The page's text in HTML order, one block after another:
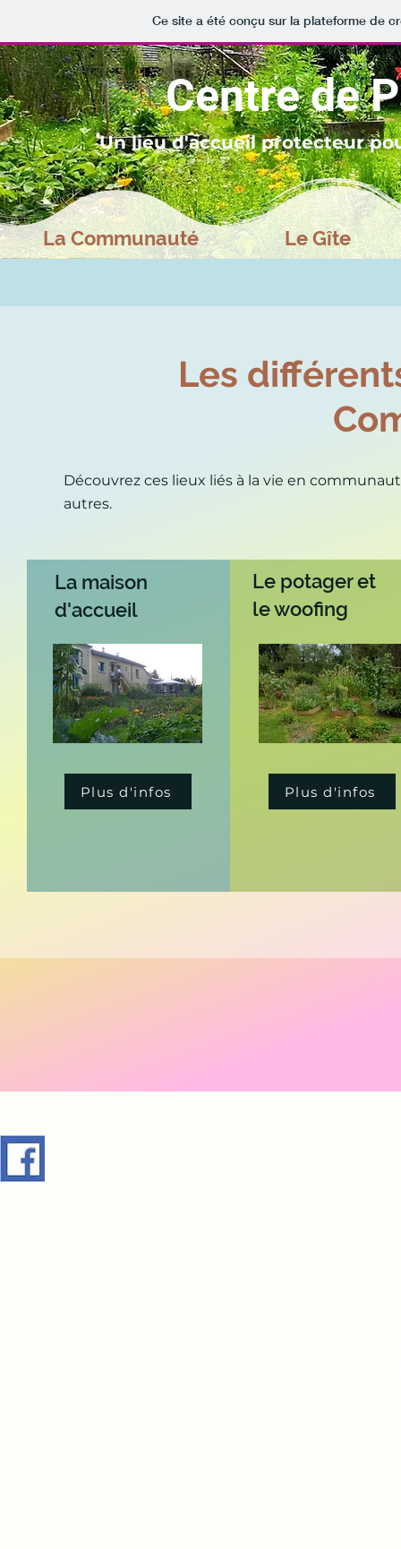
Ce site a été conçu sur la plateforme de
Centre de
Un lieu d'accueil protecteur
La Communauté Le Gîte
Les
Découvrez ces lieux liés à la vie en
autres.
La maison
d'accueil
Plus d'infos
Le potager et
le woofing
Plus d'infos